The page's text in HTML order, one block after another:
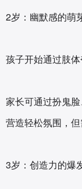
2岁：幽默感的萌
孩子开始通过肢体
家长可通过扮鬼
营造轻松氛围，
3岁：创造力的爆